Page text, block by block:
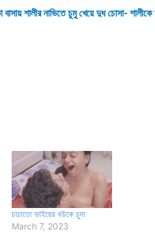
বাসায় শালীর নাভিতে চুমু খেয়ে দুধ চোসা- শালীকে
চাচাতো ভাইয়ের বউকে চুদা
March 7, 2023